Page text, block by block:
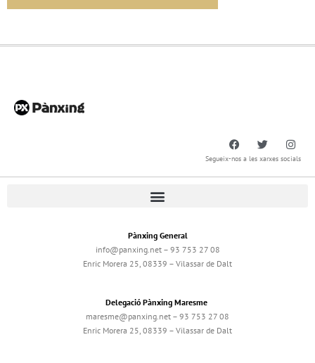
Segueix-nos a les xarxes socials
Pànxing General
info@panxing.net – 93 753 27 08
Enric Morera 25, 08339 – Vilassar de Dalt
Delegació Pànxing Maresme
maresme@panxing.net – 93 753 27 08
Enric Morera 25, 08339 – Vilassar de Dalt